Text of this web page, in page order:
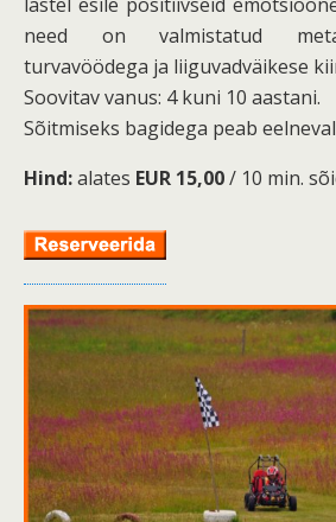
need on valmistatud
turvavöödega ja liiguvadväikese
Soovitav vanus: 4 kuni 10 aastani.
Sõitmiseks bagidega peab
Hind:alates EUR 15,00/ 10 min.